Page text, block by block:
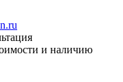
и наличию